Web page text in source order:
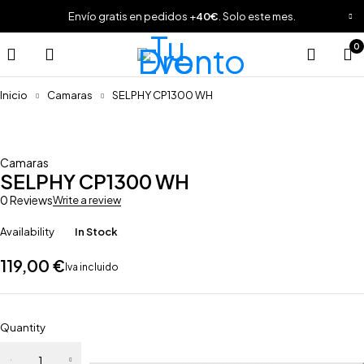
Envío gratis en pedidos +40€ . Solo este mes.
0
Inicio Camaras SELPHY CP1300 WH
Camaras
SELPHY CP1300 WH
0 ReviewsWrite a review
Availability In Stock
119,00 € Iva incluido
Quantity